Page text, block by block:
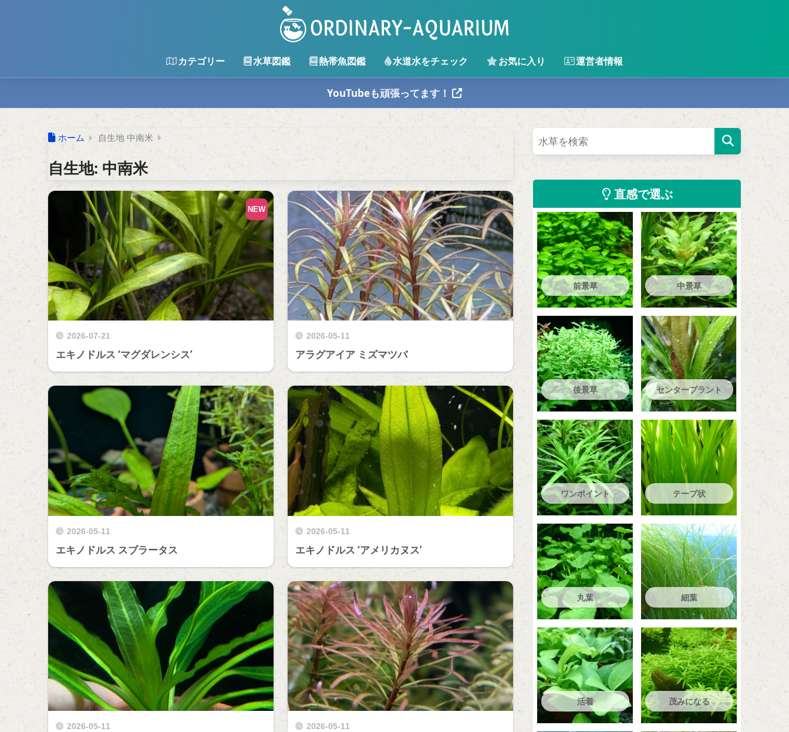
カテゴリー 水草図鑑 熱帯魚図鑑 水道水をチェック お気に入り 運営者情報
YouTubeも頑張ってます！
ホーム 自生地 中南米
自生地: 中南米
2026-07-21
エキノドルス ‘マグダレンシス’
NEW
2026-05-11
アラグアイア ミズマツバ
2026-05-11
エキノドルス スブラータス
2026-05-11
エキノドルス ‘アメリカヌス’
2026-05-11 2026-05-11
直感で選ぶ
前景草 中景草
後景草 センタープラント
ワンポイント テープ状
丸葉 細葉
活着 茂みになる